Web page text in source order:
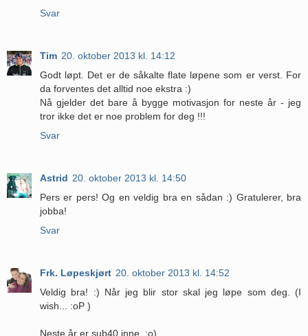
Svar
Tim 20. oktober 2013 kl. 14:12
Godt løpt. Det er de såkalte flate løpene som er verst. For
da forventes det alltid noe ekstra :)
Nå gjelder det bare å bygge motivasjon for neste år - jeg
tror ikke det er noe problem for deg !!!
Svar
Astrid 20. oktober 2013 kl. 14:50
Pers er pers! Og en veldig bra en sådan :) Gratulerer, bra
jobba!
Svar
Frk. Løpeskjørt 20. oktober 2013 kl. 14:52
Veldig bra! :) Når jeg blir stor skal jeg løpe som deg. (I
wish... :oP )
Neste år er sub40 inne. :o)